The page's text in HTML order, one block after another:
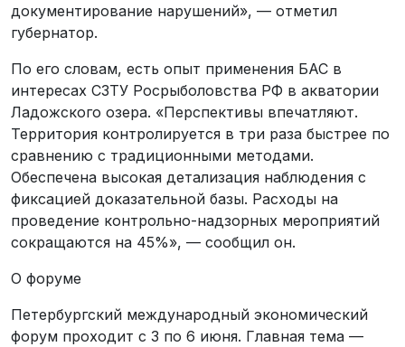
документирование нарушений», — отметил
губернатор.
По его словам, есть опыт применения БАС в
интересах СЗТУ Росрыболовства РФ в акватории
Ладожского озера. «Перспективы впечатляют.
Территория контролируется в три раза быстрее по
сравнению с традиционными методами.
Обеспечена высокая детализация наблюдения с
фиксацией доказательной базы. Расходы на
проведение контрольно-надзорных мероприятий
сокращаются на 45%», — сообщил он.
О форуме
Петербургский международный экономический
форум проходит с 3 по 6 июня. Главная тема —